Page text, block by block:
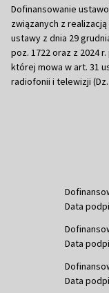
Dofinansowanie
związanych z
ustawy z dnia 29
poz. 1722 oraz z 2024
której mowa w art. 31
radiofonii i telewizji (Dz.
Data
Data
Data